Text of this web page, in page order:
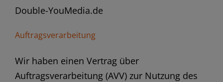
Double-YouMedia.de
Auftragsverarbeitung
Wir haben einen Vertrag über
Auftragsverarbeitung (AVV) zur Nutzung des